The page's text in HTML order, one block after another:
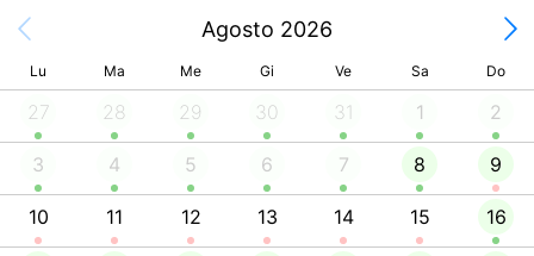
Agosto 2026
Lu Ma Me Gi Ve Sa Do
27 28 29 30 31 1 2
3 4 5 6 7 8 9
10 11 12 13 14 15 16